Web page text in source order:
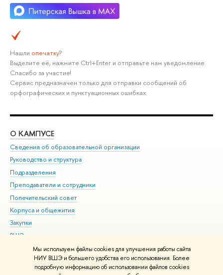
Мы используем файлы cookies для улучшения работы сайта
НИУ ВШЭ и большего удобства его использования. Более
подробную информацию об использовании файлов cookies
Нашли опечатку?
Выделите её, нажмите Ctrl+Enter и отправьте нам уведомление.
Спасибо за участие!
Сервис предназначен только для отправки сообщений об
орфографических и пунктуационных ошибках.
О КАМПУСЕ
Сведения об образовательной организации
Руководство и структура
Подразделения
Преподаватели и сотрудники
Попечительский совет
Корпуса и общежития
Закупки
ВШЭ для студентов с ограниченными возможностями
здоровья и инвалидностью
Версия для слабовидящих
Единая платежная страница